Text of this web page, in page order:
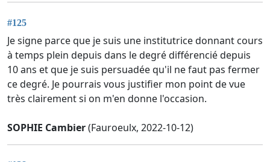
#125
Je signe parce que je suis une institutrice donnant cours
à temps plein depuis dans le degré différencié depuis
10 ans et que je suis persuadée qu'il ne faut pas fermer
ce degré. Je pourrais vous justifier mon point de vue
très clairement si on m'en donne l'occasion.
SOPHIE Cambier(Fauroeulx, 2022-10-12)